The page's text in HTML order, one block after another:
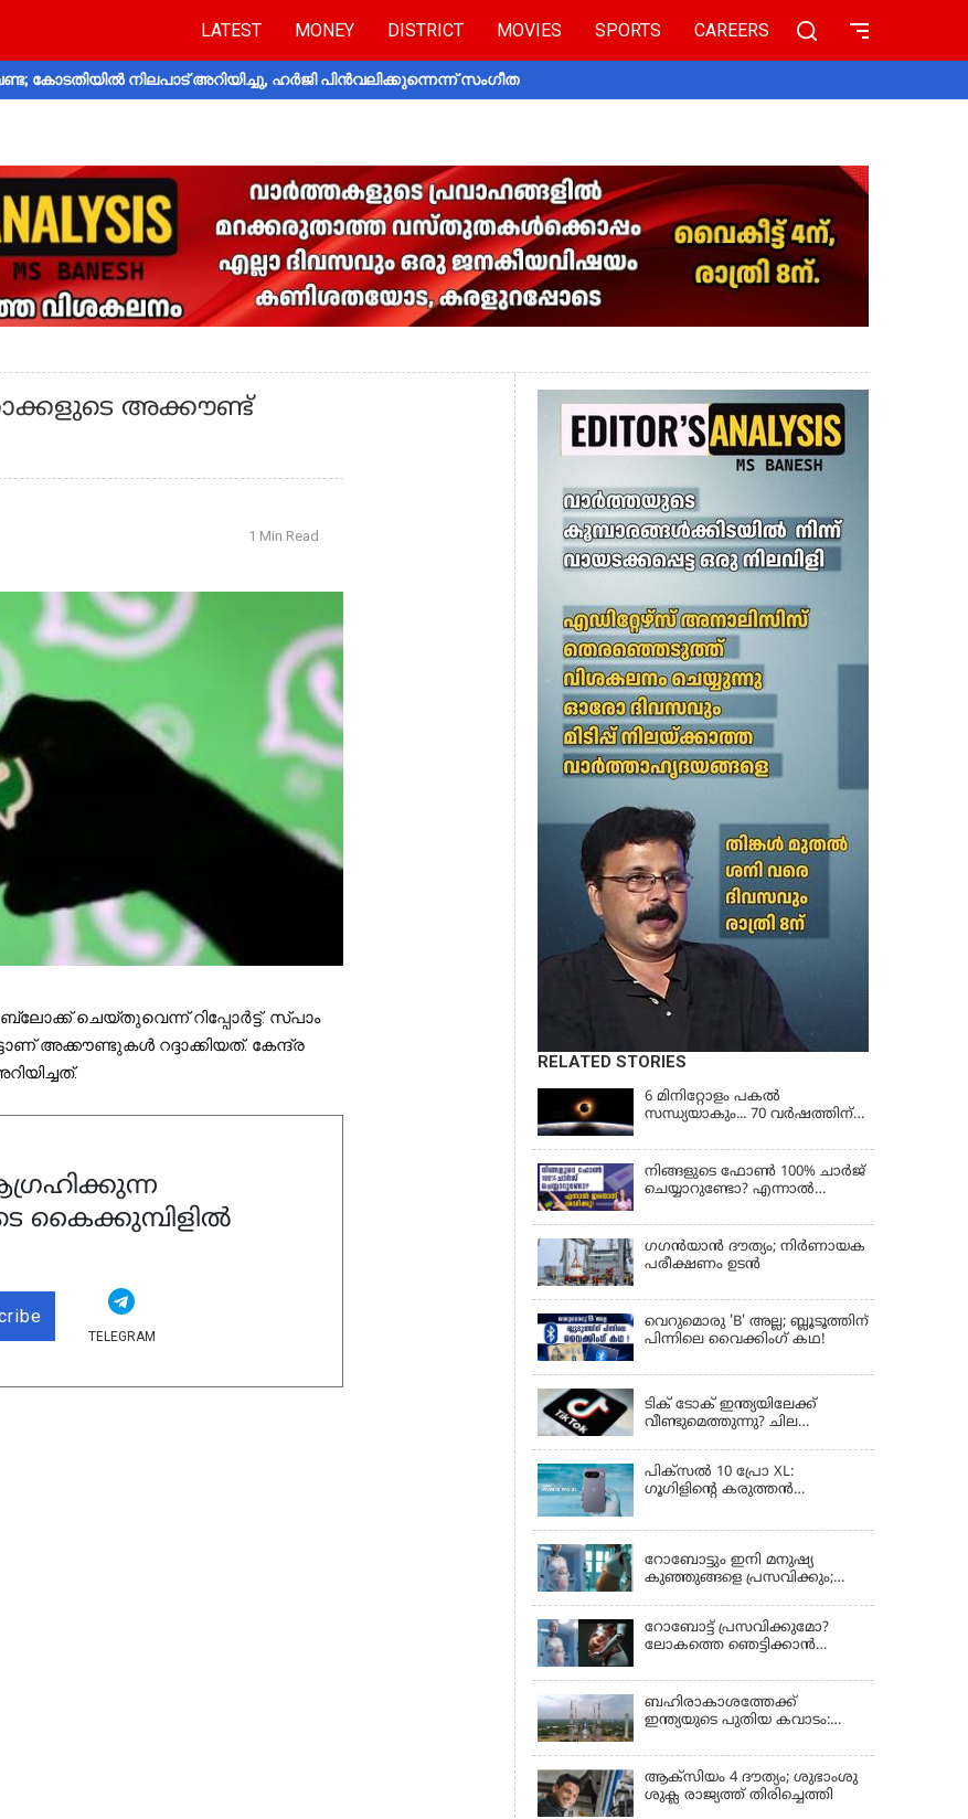
LATEST MONEY DISTRICT MOVIES SPORTS CAREERS
കോടതിയിൽ നിലപാട് അറിയിച്ചു, ഹർജി പിൻവലിക്കുന്നെന്ന് സംഗീത
അക്കൗണ്ട്
1 Min Read
ചെയ്തുവെന്ന് റിപ്പോര്‍ട്ട്. സ്പാം
അക്കൗണ്ടുകള്‍ റദ്ദാക്കിയത്. കേന്ദ്ര
കൈക്കുമ്പിളിൽ
TELEGRAM
RELATED STORIES
6 മിനിറ്റോളം പകൽ
സന്ധ്യയാകും... 70 വർഷത്തിന്
നിങ്ങളുടെ ഫോൺ 100% ചാർജ്
ചെയ്യാറുണ്ടോ? എന്നാൽ
ഗഗന്‍യാന്‍ ദൗത്യം; നിര്‍ണായക
പരീക്ഷണം ഉടന്‍
വെറുമൊരു 'B' അല്ല; ബ്ലൂടൂത്തിന്
പിന്നിലെ വൈക്കിംഗ് കഥ!
ടിക് ടോക് ഇന്ത്യയിലേക്ക്
വീണ്ടുമെത്തുന്നു? ചില
പിക്സൽ 10 പ്രോ XL:
ഗൂഗിളിന്റെ കരുത്തൻ
റോബോട്ടും ഇനി മനുഷ്യ
കുഞ്ഞുങ്ങളെ പ്രസവിക്കും;
പ്രഖ്യാപനവുമായി കൈവ
ടെക്നോളജി
റോബോട്ട് പ്രസവിക്കുമോ?
ലോകത്തെ ഞെട്ടിക്കാൻ
റോബോട്ട്'!
ബഹിരാകാശത്തേക്ക്
ഇന്ത്യയുടെ പുതിയ കവാടം:
ഒരുങ്ങുന്നതെന്ത്?
ആക്‌സിയം 4 ദൗത്യം; ശുഭാംശു
ശുക്ല രാജ്യത്ത് തിരിച്ചെത്തി